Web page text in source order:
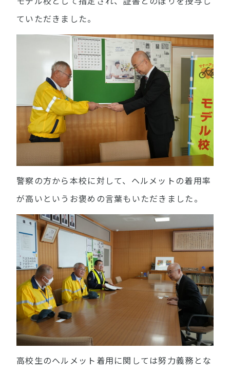
ていただきました。
警察の方から本校に対して、ヘルメットの着用率
が高いというお褒めの言葉もいただきました。
高校生のヘルメット着用に関しては努力義務とな